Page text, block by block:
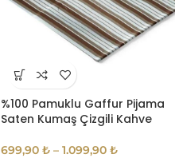
%100 Pamuklu Gaffur Pijama
Saten Kumaş Çizgili Kahve
699,90 ₺ – 1.099,90 ₺